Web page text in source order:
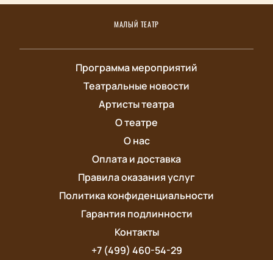
МАЛЫЙ ТЕАТР
Программа мероприятий
Театральные новости
Артисты театра
О театре
О нас
Оплата и доставка
Правила оказания услуг
Политика конфиденциальности
Гарантия подлинности
Контакты
+7 (499) 460-54-29